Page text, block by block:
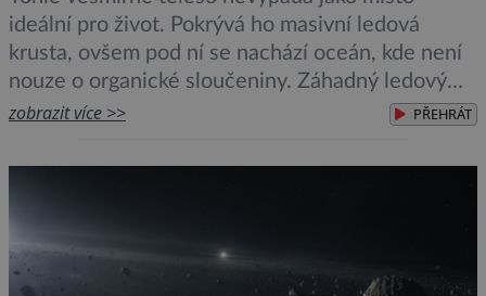
ideální pro život. Pokrývá ho masivní ledová
krusta, ovšem pod ní se nachází oceán, kde není
nouze o organické sloučeniny. Záhadný ledový
měsíc přitom skrývá více tajemství, která experti
jedním z měsíců planety Saturnu. Ovšem
zobrazit více >> PŘEHRÁT